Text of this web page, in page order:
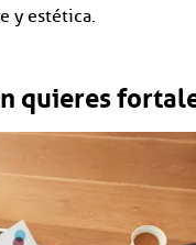
y estética.
quieres